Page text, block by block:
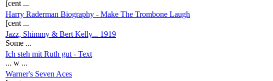
[cent ...
Harry Raderman Biography - Make The Trombone Laugh
[cent ...
Jazz, Shimmy & Bert Kelly... 1919
Some ...
Ich steh mit Ruth gut - Text
... w ...
Warner's Seven Aces